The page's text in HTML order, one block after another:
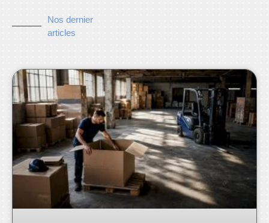
Nos dernier
articles